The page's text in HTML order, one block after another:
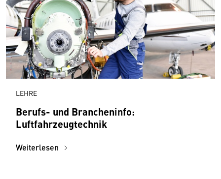
LEHRE
Berufs- und Brancheninfo:
Luftfahrzeugtechnik
Weiterlesen